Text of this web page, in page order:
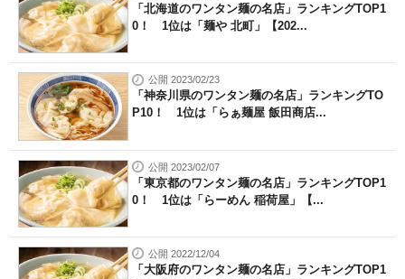
「北海道のワンタン麺の名店」ランキングTOP1
0！ 1位は「麺や 北町」【202...
公開 2023/02/23
「神奈川県のワンタン麺の名店」ランキングTO
P10！ 1位は「らぁ麺屋 飯田商店...
公開 2023/02/07
「東京都のワンタン麺の名店」ランキングTOP1
0！ 1位は「らーめん 稲荷屋」【...
公開 2022/12/04
「大阪府のワンタン麺の名店」ランキングTOP1